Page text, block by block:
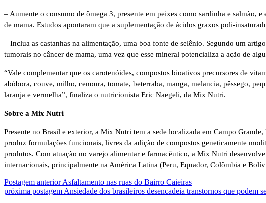
– Aumente o consumo de ômega 3, presente em peixes como sardinha e salmão,
de mama. Estudos apontaram que a suplementação de ácidos graxos poli-
– Inclua as castanhas na alimentação, uma boa fonte de selênio. Segundo um
tumorais no câncer de mama, uma vez que esse mineral potencializa a ação de
“Vale complementar que os carotenóides, compostos bioativos precursores de
abóbora, couve, milho, cenoura, tomate, beterraba, manga, melancia, pêssego,
laranja e vermelha”, finaliza o nutricionista Eric Naegeli, da Mix Nutri.
Sobre a Mix Nutri
Presente no Brasil e exterior, a Mix Nutri tem a sede localizada em Campo
produz formulações funcionais, livres da adição de compostos geneticamente
produtos. Com atuação no varejo alimentar e farmacêutico, a Mix Nutri
internacionais, principalmente na América Latina (Peru, Equador, Colômbia e
Postagem anterior Asfaltamento nas ruas do Bairro Caieiras
próxima postagem Ansiedade dos brasileiros desencadeia transtornos que podem